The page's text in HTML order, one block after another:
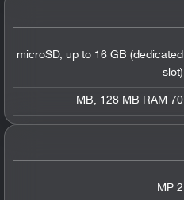
microSD, up to 16 GB (dedicated
slot)
70 MB
, 128 MB RAM
2 MP